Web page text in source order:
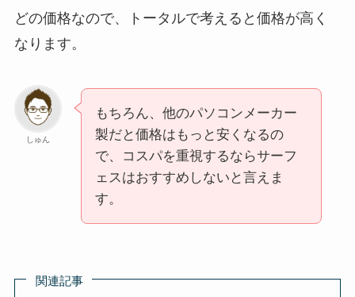
どの価格なので、トータルで考えると価格が高く
なります。
しゅん
もちろん、他のパソコンメーカー
製だと価格はもっと安くなるの
で、コスパを重視するならサーフ
ェスはおすすめしないと言えま
す。
関連記事